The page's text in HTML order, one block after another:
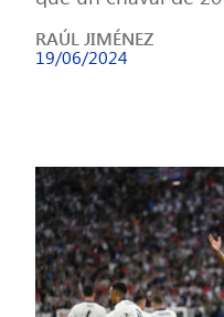
RAÚL JIMÉNEZ
19/06/2024